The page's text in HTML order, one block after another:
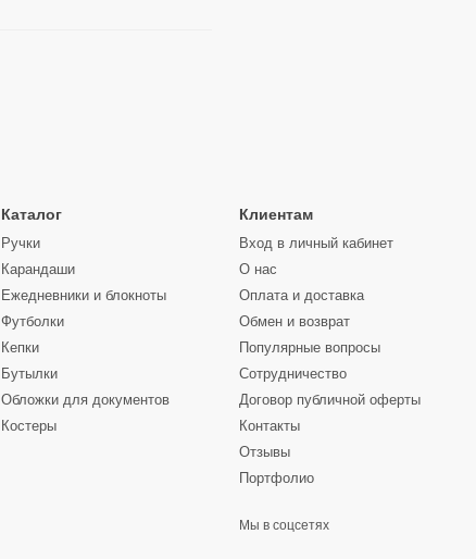
Каталог
Ручки
Карандаши
Ежедневники и блокноты
Футболки
Кепки
Бутылки
Обложки для документов
Костеры
Клиентам
Вход в личный кабинет
О нас
Оплата и доставка
Обмен и возврат
Популярные вопросы
Сотрудничество
Договор публичной оферты
Контакты
Отзывы
Портфолио
Мы в соцсетях